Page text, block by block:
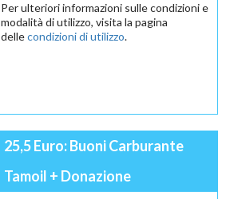
Per ulteriori informazioni sulle condizioni e
modalità di utilizzo, visita la pagina
dellecondizioni di utilizzo.
25,5 Euro: Buoni Carburante
Tamoil + Donazione